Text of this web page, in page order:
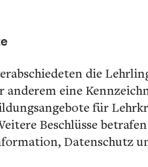
die
eine
für
Beschlüsse
Datenschutz